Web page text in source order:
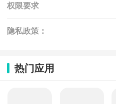
权限要求
隐私政策：
热门应用